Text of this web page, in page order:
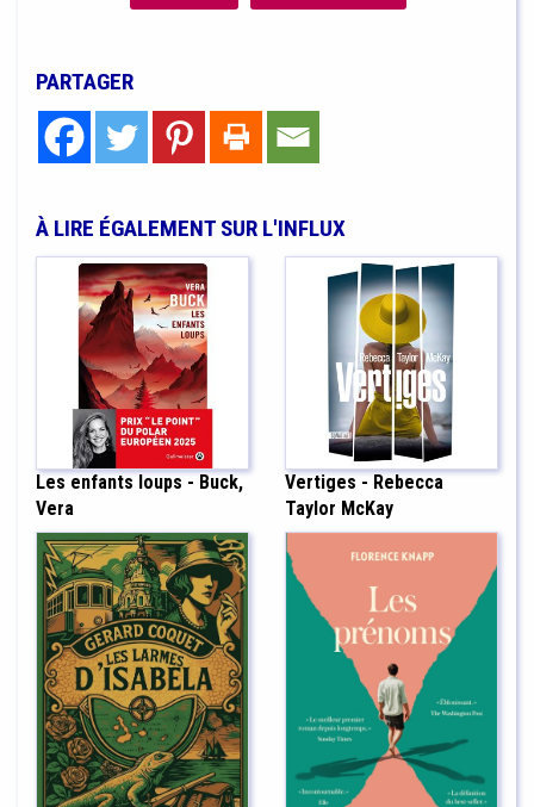
PARTAGER
À LIRE ÉGALEMENT SUR L'INFLUX
Les enfants loups - Buck,
Vera
Vertiges - Rebecca
Taylor McKay